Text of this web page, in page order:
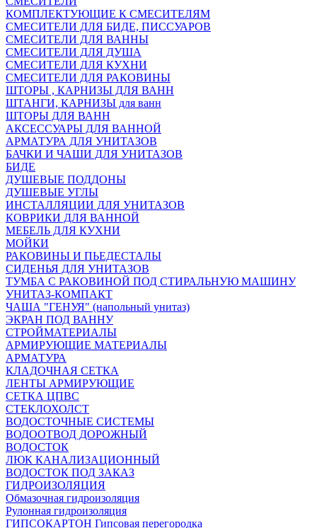
КОМПЛЕКТУЮЩИЕ К СМЕСИТЕЛЯМ
СМЕСИТЕЛИ ДЛЯ БИДЕ, ПИССУАРОВ
СМЕСИТЕЛИ ДЛЯ ВАННЫ
СМЕСИТЕЛИ ДЛЯ ДУША
СМЕСИТЕЛИ ДЛЯ КУХНИ
СМЕСИТЕЛИ ДЛЯ РАКОВИНЫ
ШТОРЫ , КАРНИЗЫ ДЛЯ ВАНН
ШТАНГИ, КАРНИЗЫ для ванн
ШТОРЫ ДЛЯ ВАНН
АКСЕССУАРЫ ДЛЯ ВАННОЙ
АРМАТУРА ДЛЯ УНИТАЗОВ
БАЧКИ И ЧАШИ ДЛЯ УНИТАЗОВ
БИДЕ
ДУШЕВЫЕ ПОДДОНЫ
ДУШЕВЫЕ УГЛЫ
ИНСТАЛЛЯЦИИ ДЛЯ УНИТАЗОВ
КОВРИКИ ДЛЯ ВАННОЙ
МЕБЕЛЬ ДЛЯ КУХНИ
МОЙКИ
РАКОВИНЫ И ПЬЕДЕСТАЛЫ
СИДЕНЬЯ ДЛЯ УНИТАЗОВ
ТУМБА С РАКОВИНОЙ ПОД СТИРАЛЬНУЮ МАШИНУ
УНИТАЗ-КОМПАКТ
ЧАША "ГЕНУЯ" (напольный унитаз)
ЭКРАН ПОД ВАННУ
СТРОЙМАТЕРИАЛЫ
АРМИРУЮЩИЕ МАТЕРИАЛЫ
АРМАТУРА
КЛАДОЧНАЯ СЕТКА
ЛЕНТЫ АРМИРУЮЩИЕ
СЕТКА ЦПВС
СТЕКЛОХОЛСТ
ВОДОСТОЧНЫЕ СИСТЕМЫ
ВОДООТВОД ДОРОЖНЫЙ
ВОДОСТОК
ЛЮК КАНАЛИЗАЦИОННЫЙ
ВОДОСТОК ПОД ЗАКАЗ
ГИДРОИЗОЛЯЦИЯ
Обмазочная гидроизоляция
Рулонная гидроизоляция
ГИПСОКАРТОН Гипсовая перегородка